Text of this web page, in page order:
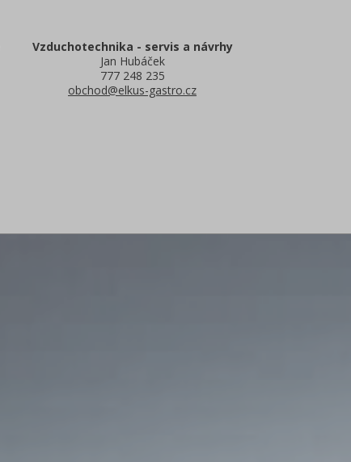
Vzduchotechnika - servis a návrhy
Jan Hubáček
777 248 235
obchod@elkus-gastro.cz